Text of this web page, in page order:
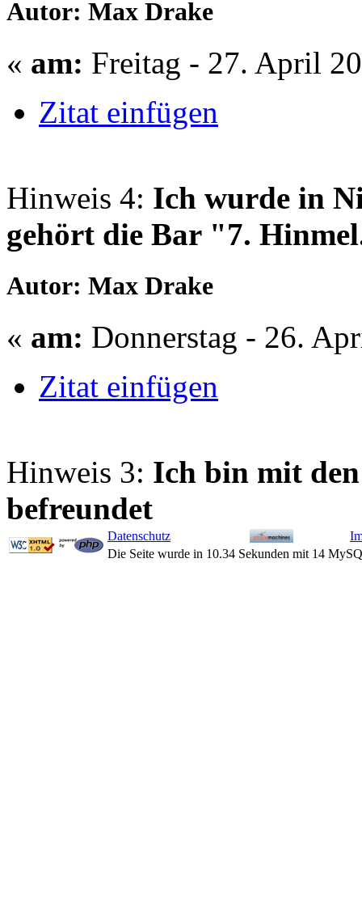
Autor: Max Drake
« am: Freitag - 27. April
Zitat einfügen
Hinweis 4: Ich wurde in
gehört die Bar "7.
Autor: Max Drake
« am: Donnerstag - 26.
Zitat einfügen
Hinweis 3: Ich bin mit
befreundet
Datenschutz
Die Seite wurde in 10.34 Sekunden mit 14